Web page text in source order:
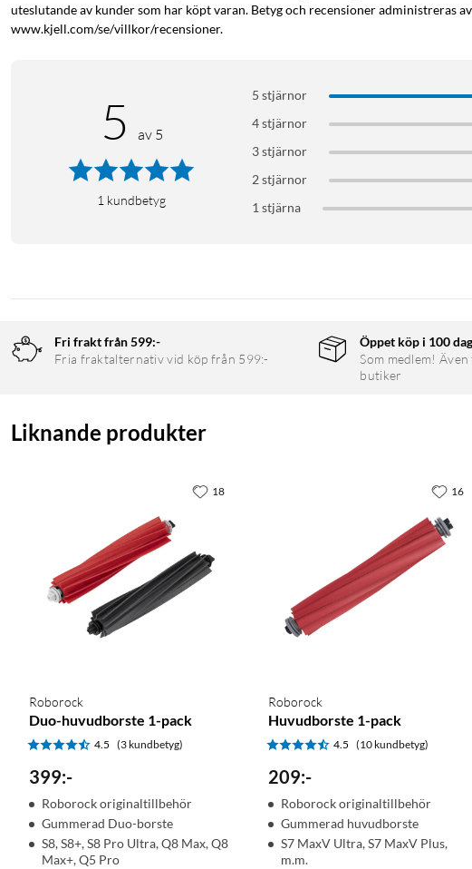
uteslutande av kunder som har köpt varan. Betyg och recensioner administreras
www.kjell.com/se/villkor/recensioner.
5 av 5
1 kundbetyg
5 stjärnor
4 stjärnor
3 stjärnor
2 stjärnor
1 stjärna
Fri frakt från 599:-
Fria fraktalternativ vid köp från 599:-
Öppet köp i 100
Som medlem!
butiker
Liknande produkter
Roborock
Duo-huvudborste 1-pack
4.5 (3 kundbetyg)
399:-
Roborock originaltillbehör
Gummerad Duo-borste
S8, S8+, S8 Pro Ultra, Q8 Max, Q8
Max+, Q5 Pro
18
Roborock
Huvudborste 1-pack
4.5 (10 kundbetyg)
209:-
Roborock originaltillbehör
Gummerad huvudborste
S7 MaxV Ultra, S7 MaxV Plus,
m.m.
16